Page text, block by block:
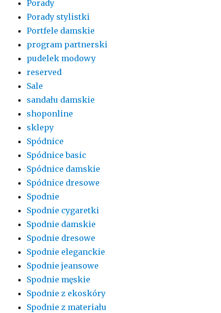
Porady
Porady stylistki
Portfele damskie
program partnerski
pudelek modowy
reserved
Sale
sandału damskie
shoponline
sklepy
Spódnice
Spódnice basic
Spódnice damskie
Spódnice dresowe
Spodnie
Spodnie cygaretki
Spodnie damskie
Spodnie dresowe
Spodnie eleganckie
Spodnie jeansowe
Spodnie męskie
Spodnie z ekoskóry
Spodnie z materiału